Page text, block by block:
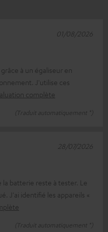
à un égaliseur en
J'utilise ces
complète
(Traduit automatiquement *)
01/08/2026
batterie reste à tester. Le
J'ai identifié les appareils «
(Traduit automatiquement *)
28/07/2026